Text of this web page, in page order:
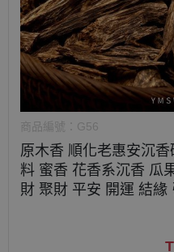
商品編號： G56
原木香 順化老惠安沉
料 蜜香 花香系沉香 瓜
財 聚財 平安 開運 結緣